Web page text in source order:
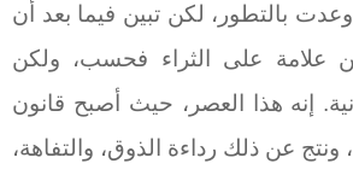
بالتطور، لكن تبين فيما بعد أن
علامة على الثراء فحسب، ولكن
إنه هذا العصر، حيث أصبح قانون
عن ذلك رداءة الذوق، والتفاهة،